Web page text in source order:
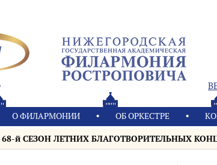
О ФИЛАРМОНИИ OБ ОРКЕСТРЕ
68-й СЕЗОН ЛЕТНИХ БЛАГОТВОРИТЕЛЬНЫХ